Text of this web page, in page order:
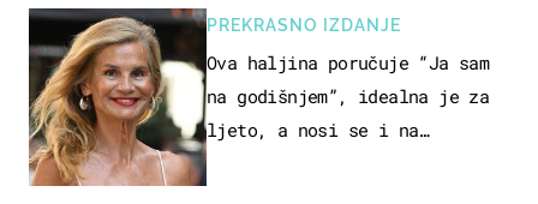
PREKRASNO IZDANJE
Ova haljina poručuje “Ja sam
na godišnjem”, idealna je za
ljeto, a nosi se i na